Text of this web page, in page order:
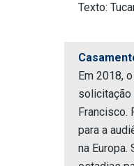
Texto:
Em 2018,
solicitação
Francisco.
para a
na Europa.